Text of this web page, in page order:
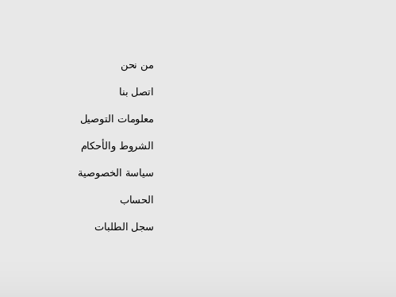
من نحن
اتصل بنا
معلومات التوصيل
الشروط والأحكام
سياسة الخصوصية
الحساب
سجل الطلبات